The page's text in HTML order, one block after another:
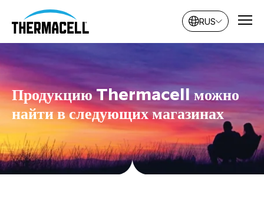
RUS
Продукцию Thermacell можно
найти в следующих магазинах